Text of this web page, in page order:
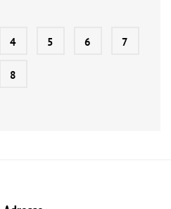
4 5 6 7
8